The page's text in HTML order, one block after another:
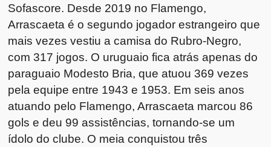
Sofascore. Desde 2019 no Flamengo,
Arrascaeta é o segundo jogador estrangeiro que
mais vezes vestiu a camisa do Rubro-Negro,
com 317 jogos. O uruguaio fica atrás apenas do
paraguaio Modesto Bria, que atuou 369 vezes
pela equipe entre 1943 e 1953. Em seis anos
atuando pelo Flamengo, Arrascaeta marcou 86
gols e deu 99 assistências, tornando-se um
ídolo do clube. O meia conquistou três